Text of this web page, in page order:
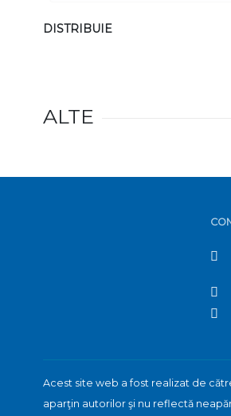
DISTRIBUIE
ALTE
Acest site web a fost realizat de
aparţin autorilor şi nu reflectă